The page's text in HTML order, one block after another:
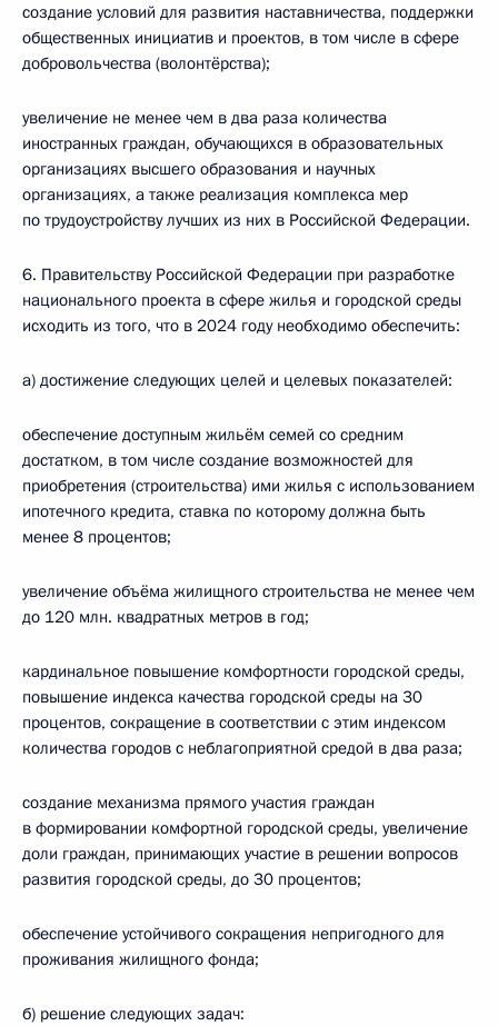
создание условий для развития наставничества, поддержки
общественных инициатив и проектов, в том числе в сфере
добровольчества (волонтёрства);
увеличение не менее чем в два раза количества
иностранных граждан, обучающихся в образовательных
организациях высшего образования и научных
организациях, а также реализация комплекса мер
по трудоустройству лучших из них в Российской Федерации.
6. Правительству Российской Федерации при разработке
национального проекта в сфере жилья и городской среды
исходить из того, что в 2024 году необходимо обеспечить:
а) достижение следующих целей и целевых показателей:
обеспечение доступным жильём семей со средним
достатком, в том числе создание возможностей для
приобретения (строительства) ими жилья с использованием
ипотечного кредита, ставка по которому должна быть
менее 8 процентов;
увеличение объёма жилищного строительства не менее чем
до 120 млн. квадратных метров в год;
кардинальное повышение комфортности городской среды,
повышение индекса качества городской среды на 30
процентов, сокращение в соответствии с этим индексом
количества городов с неблагоприятной средой в два раза;
создание механизма прямого участия граждан
в формировании комфортной городской среды, увеличение
доли граждан, принимающих участие в решении вопросов
развития городской среды, до 30 процентов;
обеспечение устойчивого сокращения непригодного для
проживания жилищного фонда;
б) решение следующих задач: